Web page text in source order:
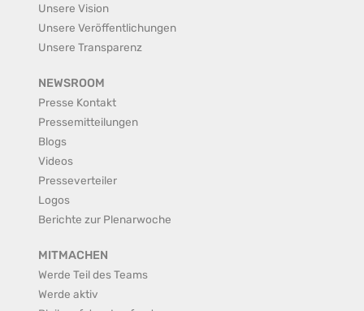
Unsere Vision
Unsere Veröffentlichungen
Unsere Transparenz
NEWSROOM
Presse Kontakt
Pressemitteilungen
Blogs
Videos
Presseverteiler
Logos
Berichte zur Plenarwoche
MITMACHEN
Werde Teil des Teams
Werde aktiv